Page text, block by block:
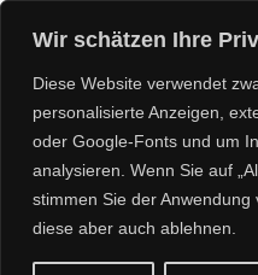
Wir schätzen Ihre
Diese Website verwendet
personalisierte Anzeigen,
oder Google-Fonts und um
analysieren. Wenn Sie auf
stimmen Sie der
diese aber auch ablehnen.
CREEPY
MEDIA